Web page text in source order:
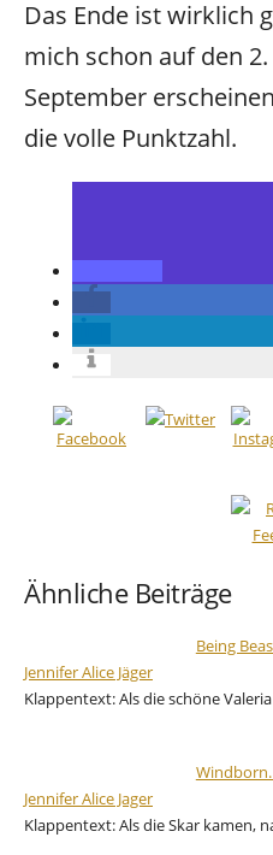
Das Ende ist wirklich
mich schon auf den
September
die volle Punktzahl.
Ähnliche Beiträge
Being
Jennifer Alice Jäger
Klappentext: Als die schöne
Jennifer Alice Jager
Klappentext: Als die Skar kamen,